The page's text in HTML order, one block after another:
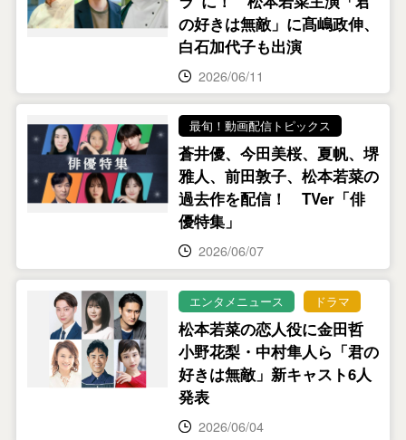
の好きは無敵」に髙嶋政伸、
白石加代子も出演
2026/06/11
最旬！動画配信トピックス
蒼井優、今田美桜、夏帆、堺
雅人、前田敦子、松本若菜の
過去作を配信！ TVer「俳
優特集」
2026/06/07
エンタメニュース ドラマ
松本若菜の恋人役に金田哲
小野花梨・中村隼人ら「君の
好きは無敵」新キャスト6人
発表
2026/06/04